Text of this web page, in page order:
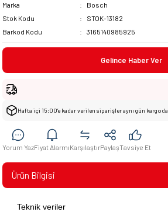
Marka
Bosch
Stok Kodu
STOK-13182
Barkod Kodu
3165140985925
Gelince Haber Ver
Hafta içi 15:00’e kadar verilen siparişler aynı gün kargoda.
Yorum YazFiyat AlarmıKarşılaştırPaylaşTavsiye Et
Ürün Bilgisi
Teknik veriler